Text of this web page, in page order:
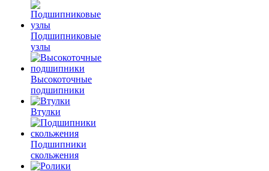
Подшипниковые
узлы
Высокоточные
подшипники
Втулки
Подшипники
скольжения